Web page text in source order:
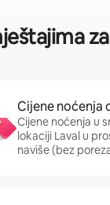
Cijene noćenja
Cijene noćenja u
lokaciji Laval u
naviše (bez